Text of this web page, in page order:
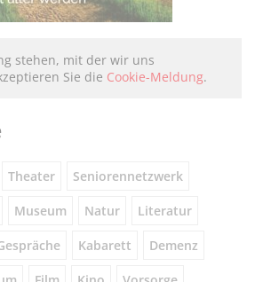
stehen, mit der wir uns
Sie die Cookie-Meldung.
Theater Seniorennetzwerk
Museum Natur Literatur
Kabarett Demenz